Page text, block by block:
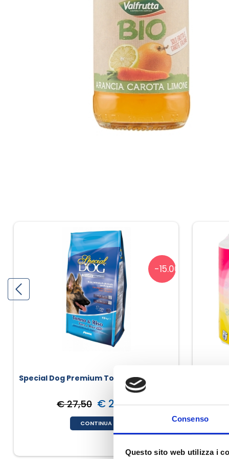
Consenso
Questo sito web utilizza i
-15.00%
Special Dog Premium Tonno E Riso
€ 27,50 € 23,38
CONTINUA